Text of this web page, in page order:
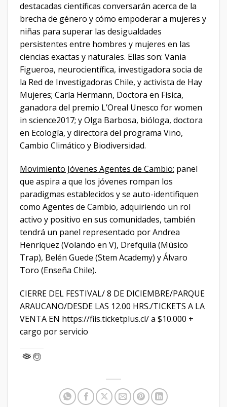
destacadas científicas conversarán acerca de la
brecha de género y cómo empoderar a mujeres y
niñas para superar las desigualdades
persistentes entre hombres y mujeres en las
ciencias exactas y naturales. Ellas son: Vania
Figueroa, neurocientífica, investigadora socia de
la Red de Investigadoras Chile, y activista de Hay
Mujeres; Carla Hermann, Doctora en Física,
ganadora del premio L’Oreal Unesco for women
in science2017; y Olga Barbosa, bióloga, doctora
en Ecología, y directora del programa Vino,
Cambio Climático y Biodiversidad.
Movimiento Jóvenes Agentes de Cambio: panel
que aspira a que los jóvenes rompan los
paradigmas establecidos y se auto-identifiquen
como Agentes de Cambio, adquiriendo un rol
activo y positivo en sus comunidades, también
tendrá un panel representado por Andrea
Henríquez (Volando en V), Drefquila (Músico
Trap), Belén Guede (Stem Academy) y Álvaro
Toro (Enseña Chile).
CIERRE DEL FESTIVAL/ 8 DE DICIEMBRE/PARQUE
ARAUCANO/DESDE LAS 12.00 HRS./TICKETS A LA
VENTA EN https://fiis.ticketplus.cl/ a $10.000 +
cargo por servicio